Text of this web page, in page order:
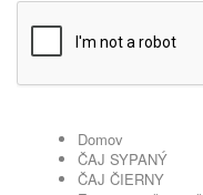
Domov
ČAJ SYPANÝ
ČAJ ČIERNY